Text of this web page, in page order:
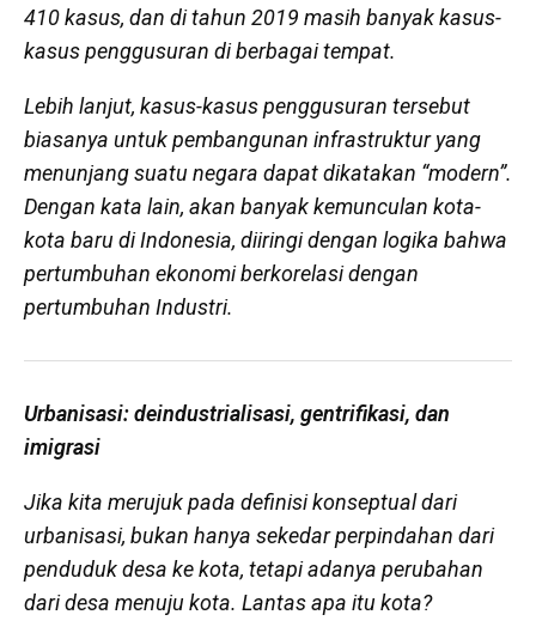
410 kasus, dan di tahun 2019 masih banyak kasus-
kasus penggusuran di berbagai tempat.
Lebih lanjut, kasus-kasus penggusuran tersebut
biasanya untuk pembangunan infrastruktur yang
menunjang suatu negara dapat dikatakan “modern”.
Dengan kata lain, akan banyak kemunculan kota-
kota baru di Indonesia, diiringi dengan logika bahwa
pertumbuhan ekonomi berkorelasi dengan
pertumbuhan Industri.
Urbanisasi: deindustrialisasi, gentrifikasi, dan
imigrasi
Jika kita merujuk pada definisi konseptual dari
urbanisasi, bukan hanya sekedar perpindahan dari
penduduk desa ke kota, tetapi adanya perubahan
dari desa menuju kota. Lantas apa itu kota?